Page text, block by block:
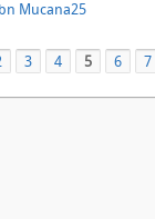
Mucana25
3 4 5 6 7